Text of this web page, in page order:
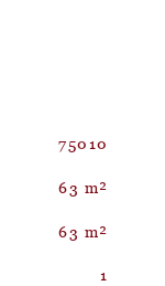
75010
63 m²
63 m²
1